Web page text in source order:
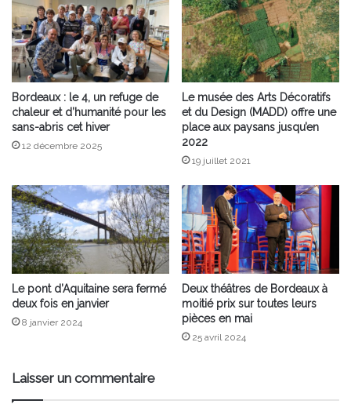
Bordeaux : le 4, un refuge de
chaleur et d’humanité pour les
sans-abris cet hiver
12 décembre 2025
Le musée des Arts Décoratifs
et du Design (MADD) offre une
place aux paysans jusqu’en
2022
19 juillet 2021
Le pont d’Aquitaine sera fermé
deux fois en janvier
8 janvier 2024
Deux théâtres de Bordeaux à
moitié prix sur toutes leurs
pièces en mai
25 avril 2024
Laisser un commentaire